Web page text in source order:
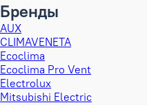
Бренды
AUX
CLIMAVENETA
Ecoclima
Ecoclima Pro Vent
Electrolux
Mitsubishi Electric